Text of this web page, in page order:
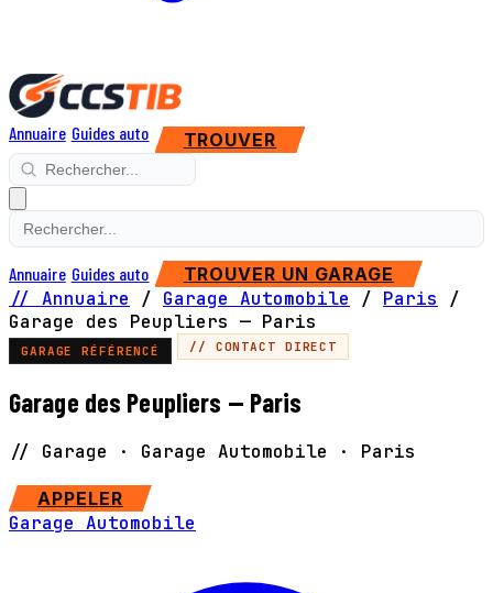
Annuaire Guides auto TROUVER
Annuaire Guides auto TROUVER UN GARAGE
// Annuaire / Garage Automobile / Paris
/
Garage des Peupliers — Paris
GARAGE RÉFÉRENCÉ // CONTACT DIRECT
Garage des Peupliers — Paris
// Garage · Garage Automobile · Paris
APPELER
Garage Automobile